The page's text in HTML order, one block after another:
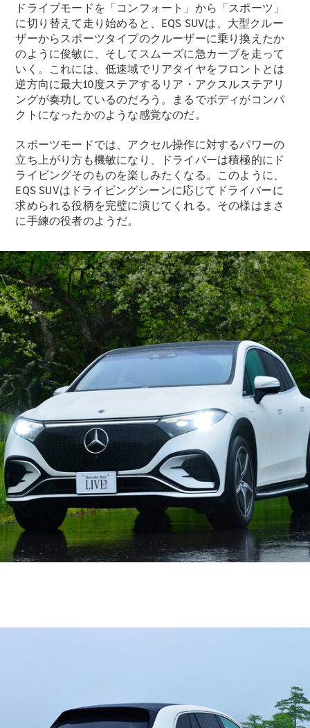
電気自動車
のご購入サ
ポート
デジタルコ
ンパニオン
限定車ライ
ンアップ
ドライブモードを「コンフォート」から「スポーツ」
に切り替えて走り始めると、EQS SUVは、大型クルー
ザーからスポーツタイプのクルーザーに乗り換えたか
のように俊敏に、そしてスムーズに急カーブを走って
いく。これには、低速域でリアタイヤをフロントとは
逆方向に最大10度ステアするリア・アクスルステアリ
ングが奏功しているのだろう。まるでボディがコンパ
クトになったかのような感覚なのだ。
スポーツモードでは、アクセル操作に対するパワーの
立ち上がり方も機敏になり、ドライバーは積極的にド
ライビングそのものを楽しみたくなる。このように、
EQS SUVはドライビングシーンに応じてドライバーに
求められる役柄を完璧に演じてくれる。その様はまさ
に手練の役者のようだ。